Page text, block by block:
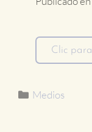
Clic
Medios